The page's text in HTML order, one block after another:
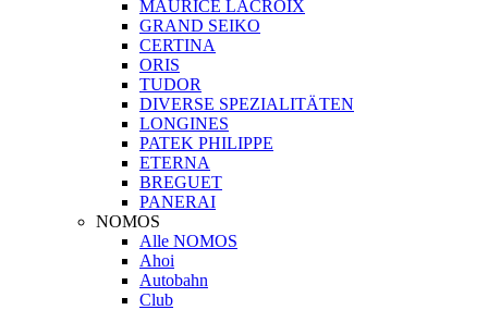
MAURICE LACROIX
GRAND SEIKO
CERTINA
ORIS
TUDOR
DIVERSE SPEZIALITÄTEN
LONGINES
PATEK PHILIPPE
ETERNA
BREGUET
PANERAI
NOMOS
Alle NOMOS
Ahoi
Autobahn
Club